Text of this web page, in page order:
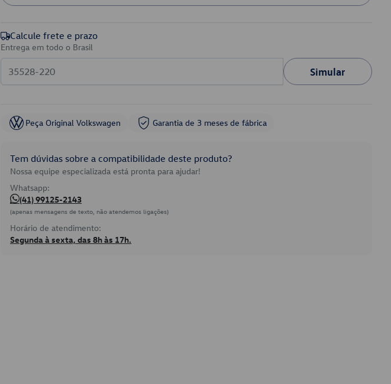
Calcule frete e prazo
Entrega em todo o Brasil
Simular
Peça Original Volkswagen Garantia de 3 meses de fábrica
Tem dúvidas sobre a compatibilidade deste produto?
Nossa equipe especializada está pronta para ajudar!
Whatsapp:
(41) 99125-2143
(apenas mensagens de texto, não atendemos ligações)
Horário de atendimento:
Segunda à sexta, das 8h às 17h.